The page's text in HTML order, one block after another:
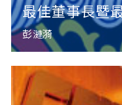
最佳董事長暨
彭漣漪